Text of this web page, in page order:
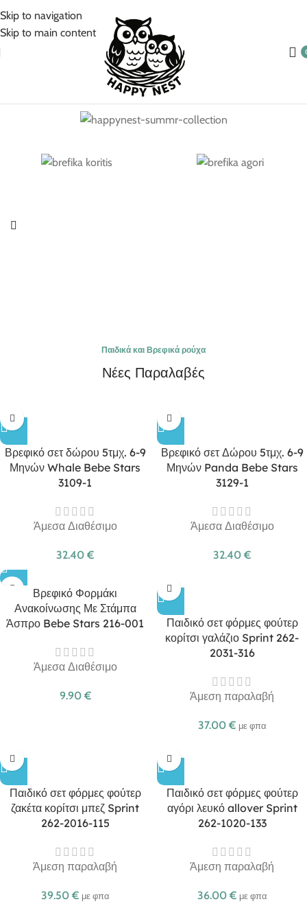
Skip to navigation
Skip to main content
Παιδικά και Βρεφικά ρούχα
Νέες Παραλαβές
Βρεφικό σετ δώρου 5τμχ. 6-9
Μηνών Whale Bebe Stars
3109-1
Άμεσα Διαθέσιμο
32.40 €
Βρεφικό σετ Δώρου 5τμχ. 6-9
Μηνών Panda Bebe Stars
3129-1
Άμεσα Διαθέσιμο
32.40 €
Βρεφικό Φορμάκι
Ανακοίνωσης Με Στάμπα
Άσπρο Bebe Stars 216-001
Άμεσα Διαθέσιμο
9.90 €
Παιδικό σετ φόρμες φούτερ
κορίτσι γαλάζιο Sprint 262-
2031-316
Άμεση παραλαβή
37.00 € με φπα
Παιδικό σετ φόρμες φούτερ
ζακέτα κορίτσι μπεζ Sprint
262-2016-115
Άμεση παραλαβή
39.50 € με φπα
Παιδικό σετ φόρμες φούτερ
αγόρι λευκό allover Sprint
262-1020-133
Άμεση παραλαβή
36.00 € με φπα
5% Επιπλέον έκπτωση για πληρωμές με κάρτα!